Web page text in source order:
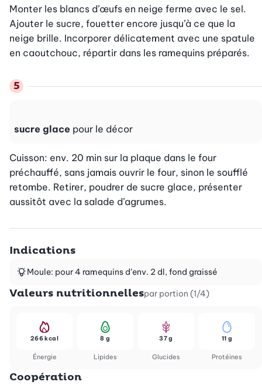
Monter les blancs d’œufs en neige ferme avec le sel.
Ajouter le sucre, fouetter encore jusqu’à ce que la
neige brille. Incorporer délicatement avec une spatule
en caoutchouc, répartir dans les ramequins préparés.
sucre glace pour le décor
Cuisson: env. 20 min sur la plaque dans le four
préchauffé, sans jamais ouvrir le four, sinon le soufflé
retombe. Retirer, poudrer de sucre glace, présenter
aussitôt avec la salade d’agrumes.
Indications
Moule: pour 4 ramequins d’env. 2 dl, fond graissé
Valeurs nutritionnellespar portion (1/4)
Énergie
266 kcal
Lipides
8 g
Glucides
37 g
Protéines
11 g
Coopération